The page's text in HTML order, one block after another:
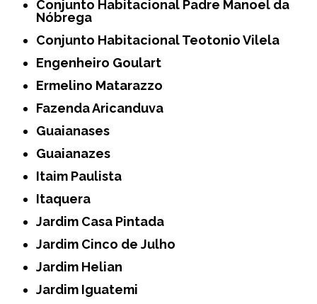
Conjunto Habitacional Padre Manoel da
Nóbrega
Conjunto Habitacional Teotonio Vilela
Engenheiro Goulart
Ermelino Matarazzo
Fazenda Aricanduva
Guaianases
Guaianazes
Itaim Paulista
Itaquera
Jardim Casa Pintada
Jardim Cinco de Julho
Jardim Helian
Jardim Iguatemi